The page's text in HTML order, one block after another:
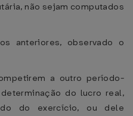
não sejam computados
anteriores, observado o
a outro período-
do lucro real,
do exercício, ou dele